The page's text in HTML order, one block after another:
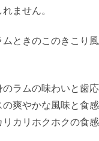
ません。
ときのこのきこり
ラムの味わいと歯
爽やかな風味と食
カリホクホクの食感